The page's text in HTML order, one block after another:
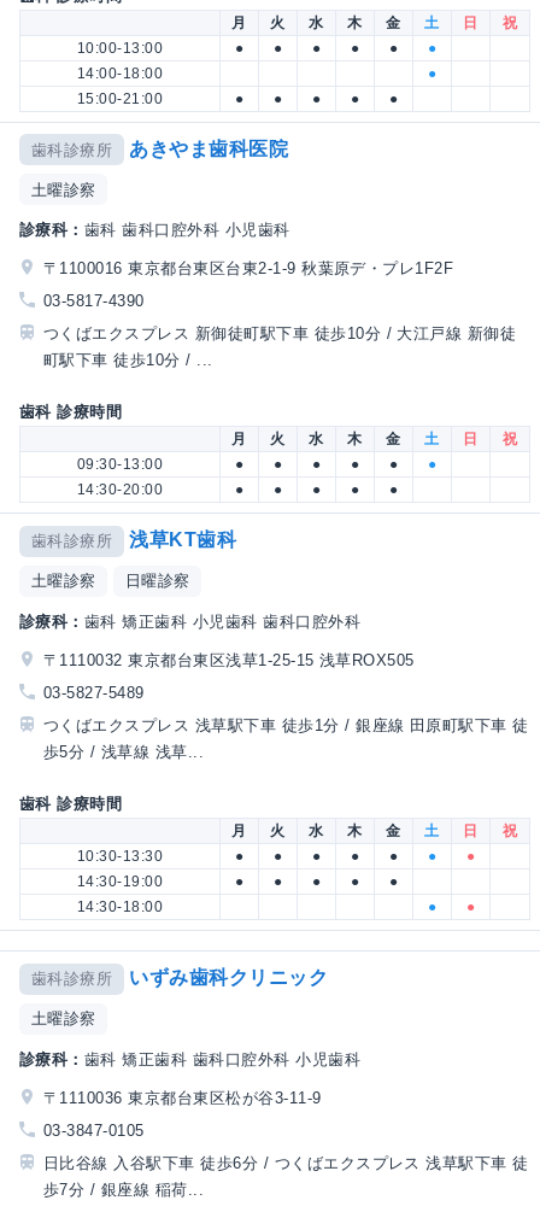
月 火 水 木 金 土 日
祝
10:00-13:00
● ● ● ● ●
●
14:00-18:00
●
15:00-21:00
● ● ● ● ●
歯科診療所 あきやま歯科医院
土曜診察
診療科： 歯科 歯科口腔外科 小児歯科
〒1100016 東京都台東区台東2-1-9 秋葉原デ・プレ1F2F
03-5817-4390
つくばエクスプレス 新御徒町駅下車 徒歩10分 / 大江戸線 新御徒
町駅下車 徒歩10分 / ...
歯科 診療時間
月 火 水 木 金 土 日
祝
09:30-13:00
● ● ● ● ●
●
14:30-20:00
● ● ● ● ●
歯科診療所 浅草KT歯科
土曜診察 日曜診察
診療科： 歯科 矯正歯科 小児歯科 歯科口腔外科
〒1110032 東京都台東区浅草1-25-15 浅草ROX505
03-5827-5489
つくばエクスプレス 浅草駅下車 徒歩1分 / 銀座線 田原町駅下車 徒
歩5分 / 浅草線 浅草...
歯科 診療時間
月 火 水 木 金 土 日
祝
10:30-13:30
● ● ● ● ● ●
●
14:30-19:00
● ● ● ●
●
14:30-18:00
● ●
歯科診療所 いずみ歯科クリニック
土曜診察
診療科： 歯科 矯正歯科 歯科口腔外科 小児歯科
〒1110036 東京都台東区松が谷3-11-9
03-3847-0105
日比谷線 入谷駅下車 徒歩6分 / つくばエクスプレス 浅草駅下車 徒
歩7分 / 銀座線 稲荷...